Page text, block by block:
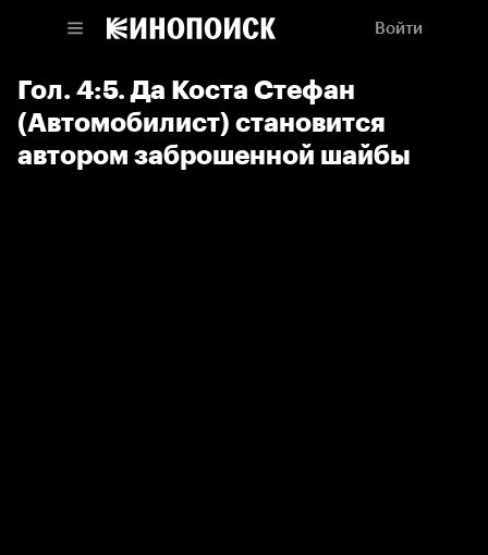
Войти
Гол. 4:5. Да Коста Стефан
(Автомобилист) становится
автором заброшенной шайбы